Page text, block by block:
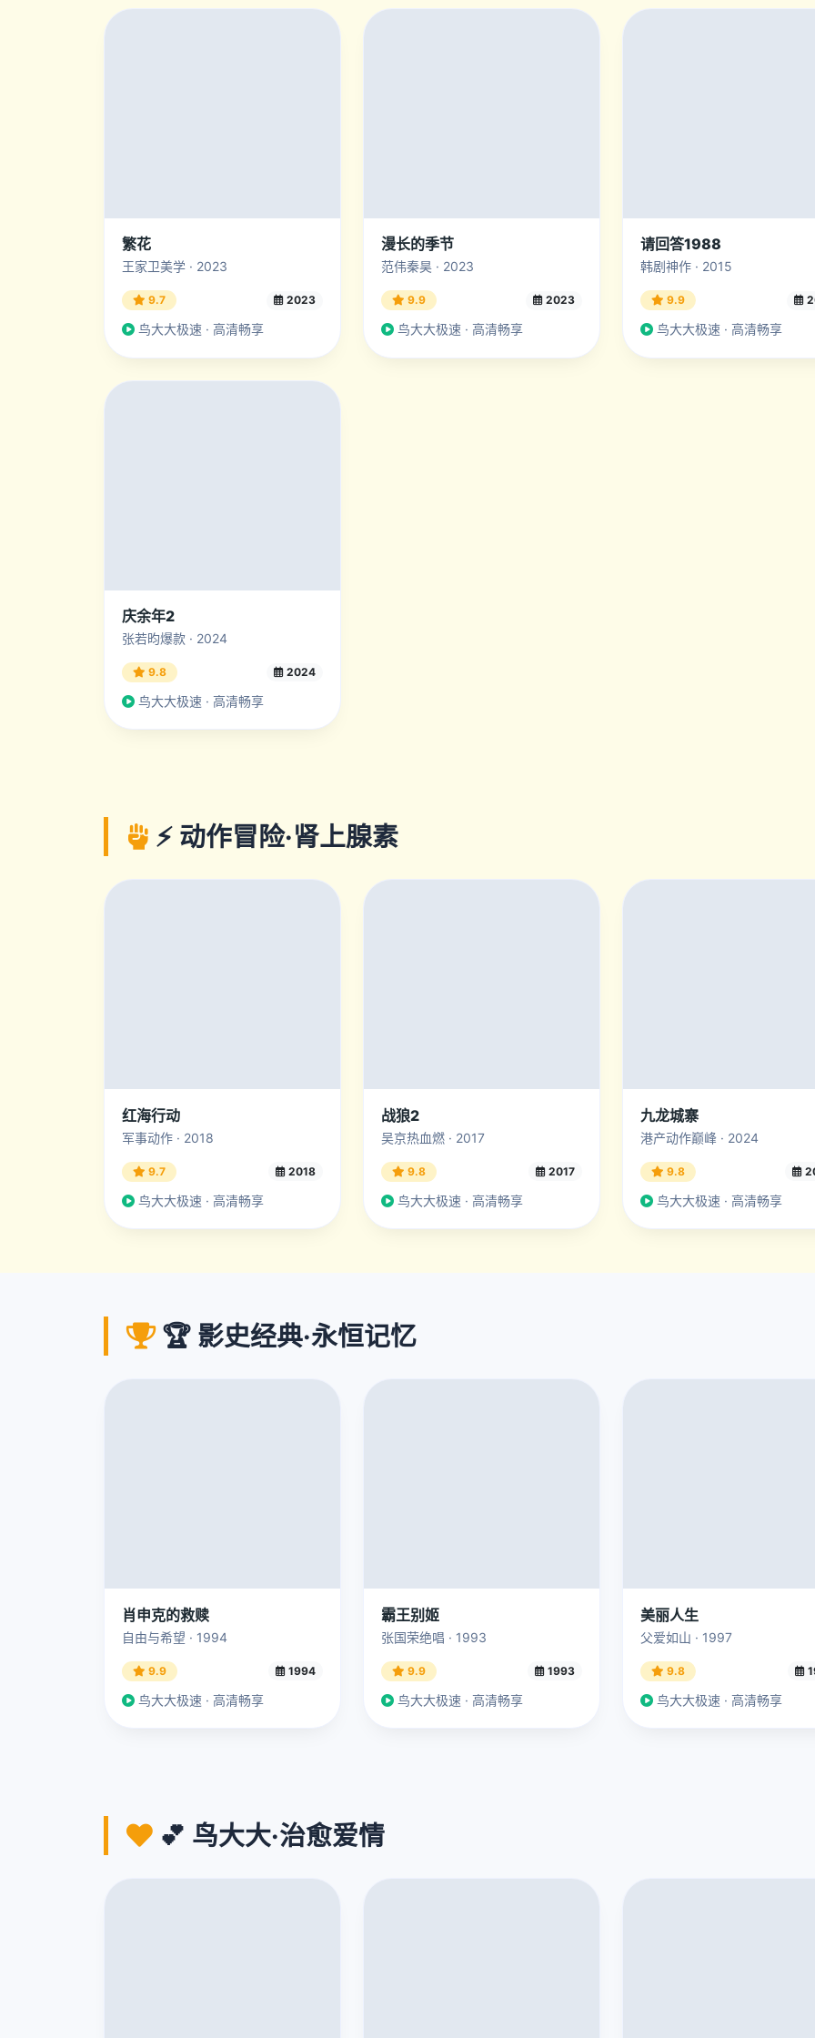
繁花
王家卫美学 · 2023
9.7 2023
鸟大大极速 · 高清畅享
漫长的季节
范伟秦昊 · 2023
9.9 2023
鸟大大极速 · 高清畅享
请回答1988
韩剧神作 · 2015
9.9
鸟大大极速 · 高清畅享
庆余年2
张若昀爆款 · 2024
9.8 2024
鸟大大极速 · 高清畅享
⚡ 动作冒险·肾上腺素
红海行动
军事动作 · 2018
9.7 2018
鸟大大极速 · 高清畅享
战狼2
吴京热血燃 · 2017
9.8 2017
鸟大大极速 · 高清畅享
九龙城寨
港产动作巅峰 · 2024
9.8
鸟大大极速 · 高清畅享
🏆 影史经典·永恒记忆
肖申克的救赎
自由与希望 · 1994
9.9 1994
鸟大大极速 · 高清畅享
霸王别姬
张国荣绝唱 · 1993
9.9 1993
鸟大大极速 · 高清畅享
美丽人生
父爱如山 · 1997
9.8
鸟大大极速 · 高清畅享
💕 鸟大大·治愈爱情